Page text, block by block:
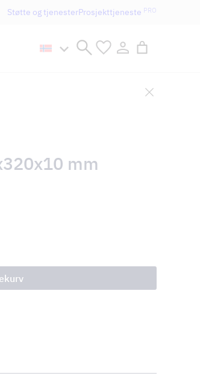
vanligt.
Støtte og tjenesterProsjekttjeneste PRO
mm